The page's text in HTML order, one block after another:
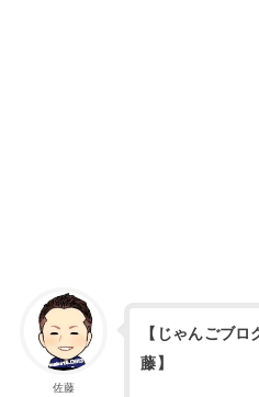
佐藤
【じゃんごブ
藤】